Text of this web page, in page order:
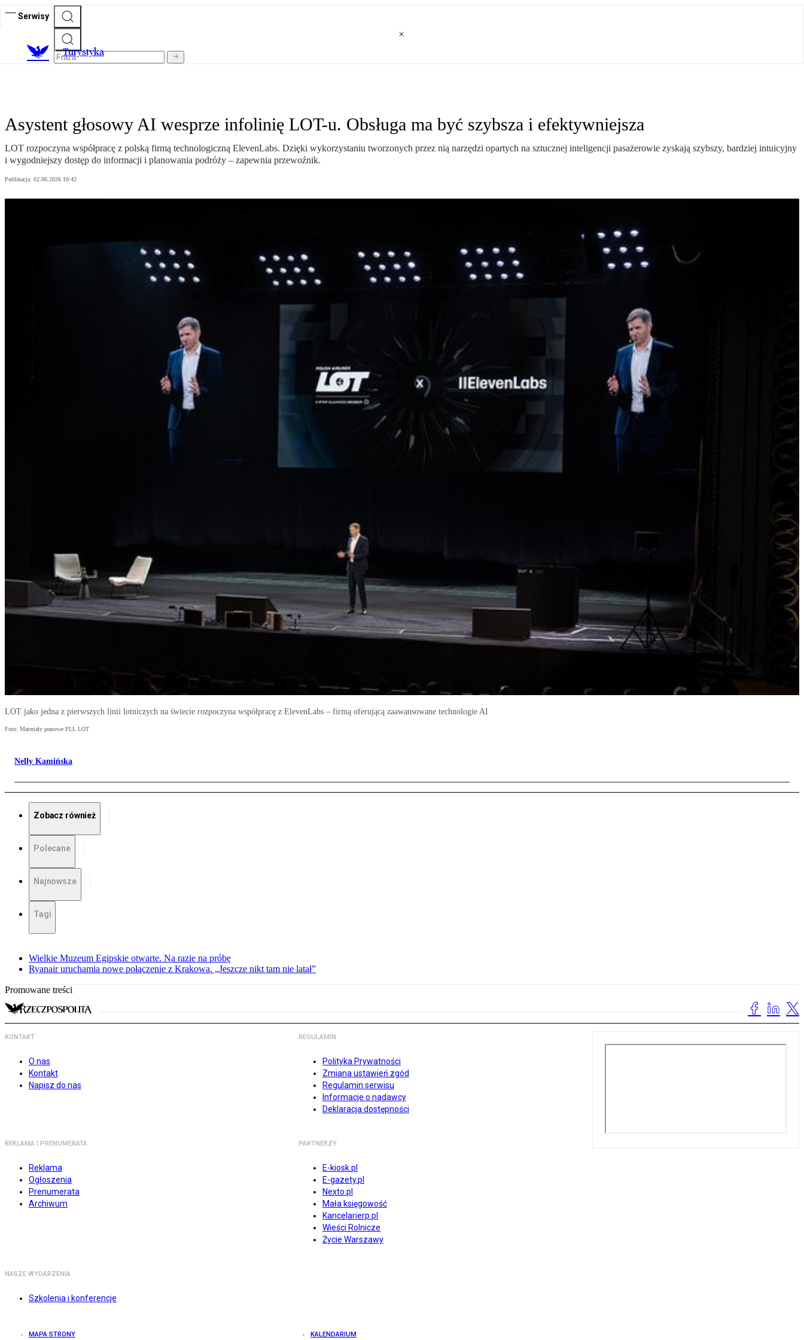
Serwisy
Turystyka
Asystent głosowy AI wesprze infolinię LOT-u. Obsługa ma być szybsza i efektywniejsza
LOT rozpoczyna współpracę z polską firmą technologiczną ElevenLabs. Dzięki wykorzystaniu tworzonych przez nią narzędzi opartych na sztucznej inteligencji pasażerowie zyskają szybszy, bardziej intuicyjny
i wygodniejszy dostęp do informacji i planowania podróży – zapewnia przewoźnik.
Publikacja: 02.06.2026 10:42
LOT jako jedna z pierwszych linii lotniczych na świecie rozpoczyna współpracę z ElevenLabs – firmą oferującą zaawansowane technologie AI
Foto: Materiały prasowe PLL LOT
Nelly Kamińska
Zobacz również
Polecane
Najnowsze
Tagi
Wielkie Muzeum Egipskie otwarte. Na razie na próbę
Ryanair uruchamia nowe połączenie z Krakowa. „Jeszcze nikt tam nie latał”
Promowane treści
KONTAKT
O nas
Kontakt
Napisz do nas
REGULAMIN
Polityka Prywatności
Zmiana ustawień zgód
Regulamin serwisu
Informacje o nadawcy
Deklaracja dostępności
REKLAMA I PRENUMERATA
Reklama
Ogłoszenia
Prenumerata
Archiwum
PARTNERZY
E-kiosk.pl
E-gazety.pl
Nexto.pl
Mała księgowość
Kancelarierp.pl
Wieści Rolnicze
Życie Warszawy
NASZE WYDARZENIA
Szkolenia i konferencje
MAPA STRONY KALENDARIUM